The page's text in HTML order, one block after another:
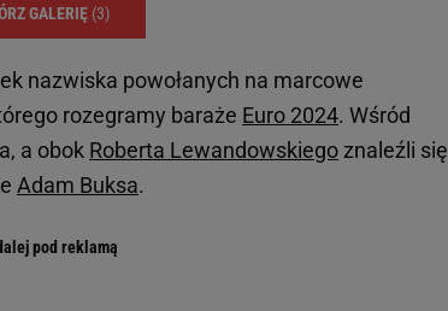
GALERIĘ (3)
nazwiska powołanych na marcowe
rozegramy baraże Euro 2024. Wśród
a obok Roberta Lewandowskiego znaleźli się
Adam Buksa.